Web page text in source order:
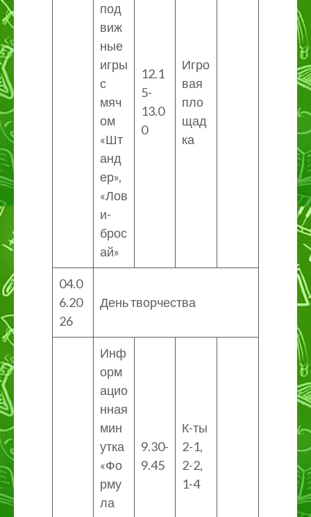
под
виж
ные
игры
с
мяч
ом
«Шт
анд
ер»,
«Лов
и-
брос
ай»
12.1
5-
13.0
0
Игро
вая
пло
щад
ка
04.0
6.20
26
День творчества
Инф
орм
ацио
нная
мин
утка
«Фо
рму
ла
9.30-
9.45
К-ты
2-1,
2-2,
1-4